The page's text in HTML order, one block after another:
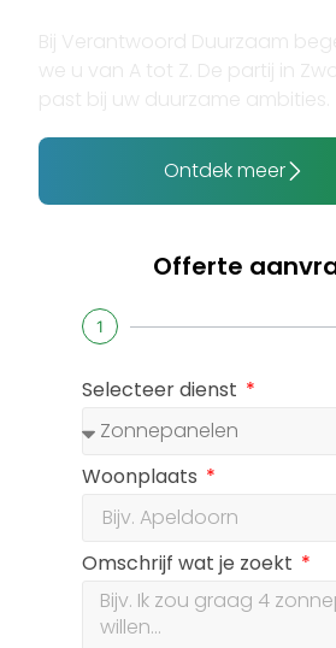
Bij Verantwoord Duurzaam
we u van A tot Z. De partij in
past bij uw duurzame ambities.
Ontdek meer
Offerte
1
Selecteer dienst
Woonplaats
Omschrijf wat je zoekt